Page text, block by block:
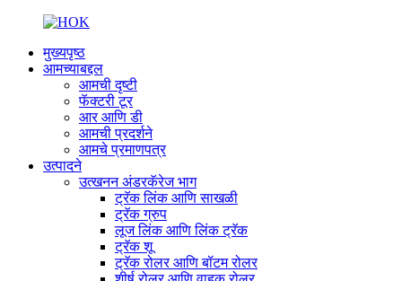
मुख्यपृष्ठ
आमच्याबद्दल
आमची दृष्टी
फॅक्टरी टूर
आर आणि डी
आमची प्रदर्शने
आमचे प्रमाणपत्र
उत्पादने
उत्खनन अंडरकॅरेज भाग
ट्रॅक लिंक आणि साखळी
ट्रॅक ग्रुप
लूज लिंक आणि लिंक ट्रॅक
ट्रॅक शू
ट्रॅक रोलर आणि बॉटम रोलर